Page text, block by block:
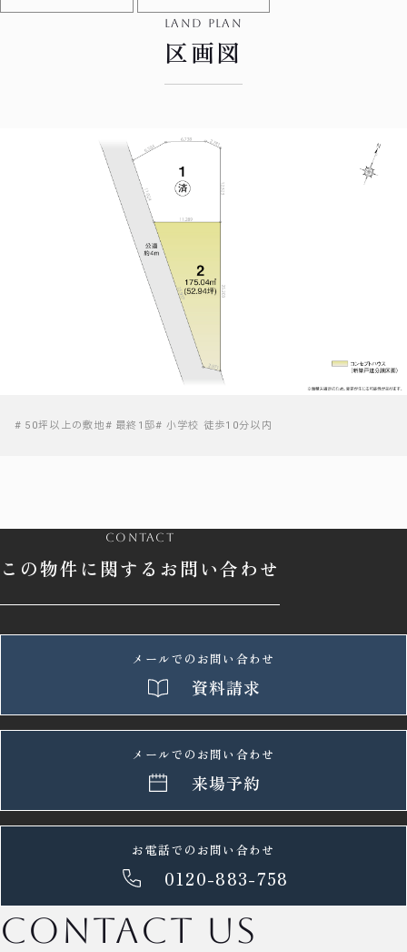
区画図
land plan
50坪以上の敷地 最終1邸 小学校 徒歩10分以内
この物件に関するお問い合わせ
contact
メールでのお問い合わせ
資料請求
メールでのお問い合わせ
来場予約
お電話でのお問い合わせ
0120-883-758
contact us